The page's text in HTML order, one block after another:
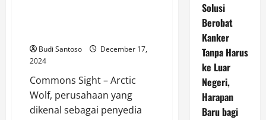
Budi Santoso
December 17,
2024
Commons Sight – Arctic
Wolf, perusahaan yang
dikenal sebagai penyedia
Solusi
Berobat
Kanker
Tanpa Harus
ke Luar
Negeri,
Harapan
Baru bagi